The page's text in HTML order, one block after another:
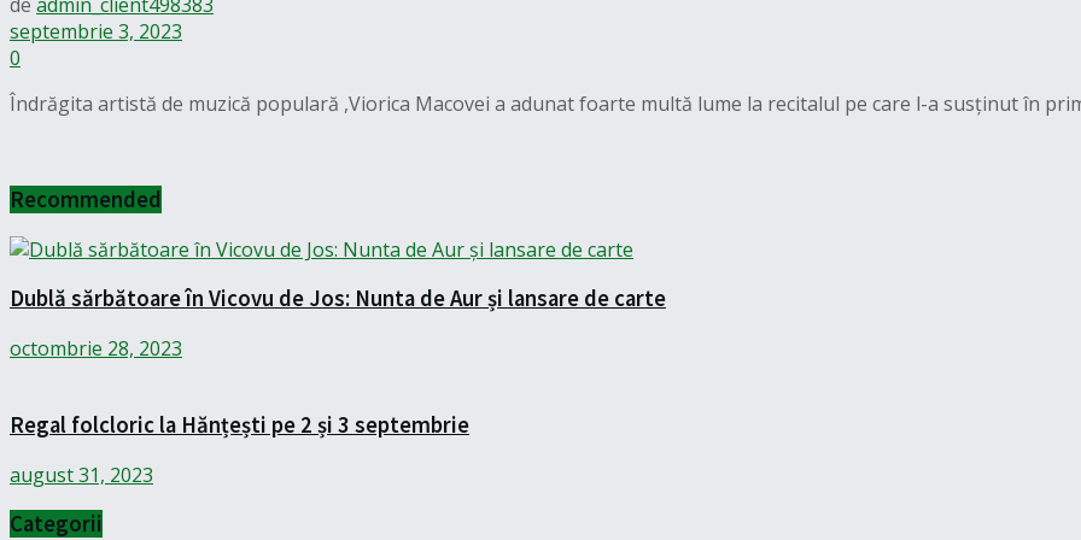
septembrie 3, 2023
0
Îndrăgita artistă de muzică populară ,Viorica Macovei a adunat foarte multă lume la recitalul pe care l-a susținut în
Recommended
Dublă sărbătoare în Vicovu de Jos: Nunta de Aur și lansare de carte
octombrie 28, 2023
Regal folcloric la Hănțești pe 2 și 3 septembrie
august 31, 2023
Categorii